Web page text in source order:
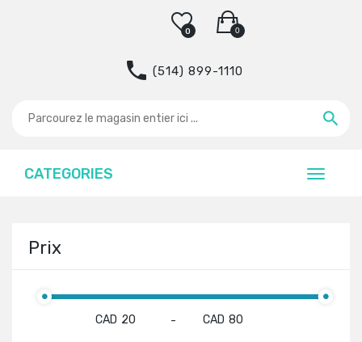
0
0
(514) 899-1110
CATEGORIES
Prix
CAD - CAD